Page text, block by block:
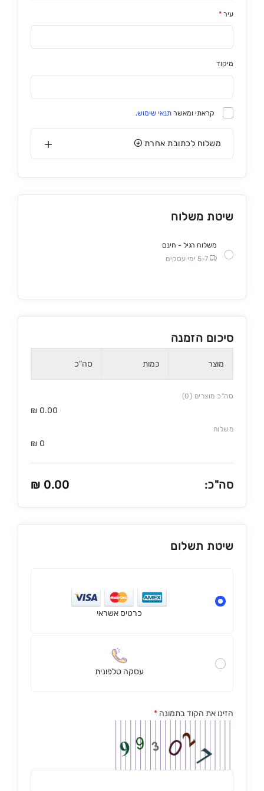
עיר *
מיקוד
קראתי ומאשרתנאי שימוש.
משלוח לכתובת אחרת
שיטת משלוח
משלוח רגיל - חינם
5-7 ימי עסקים
סיכום הזמנה
מוצר כמות סה"כ
סה"כ מוצרים (0)
0.00
₪
משלוח
0
₪
סה"כ: 0.00
₪
שיטת תשלום
כרטיס אשראי
עסקה טלפונית
הזינו את הקוד בתמונה *